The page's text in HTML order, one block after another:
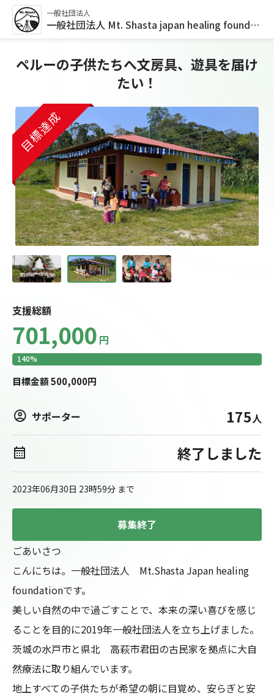
一般社団法人
一般社団法人 Mt. Shasta japan healing foundation
ペルーの子供たちへ文房具、遊具を届け
たい！
目標達成
目標達成
目標達成
支援総額
701,000 円
140%
目標金額500,000円
サポーター 175人
終了しました
2023年06月30日 23時59分 まで
募集終了
ごあいさつ
こんにちは。一般社団法人　Mt.Shasta Japan healing
foundationです。
美しい自然の中で過ごすことで、本来の深い喜びを感じ
ることを目的に2019年一般社団法人を立ち上げました。
茨城の水戸市と県北　高萩市君田の古民家を拠点に大自
然療法に取り組んでいます。
地上すべての子供たちが希望の朝に目覚め、安らぎと安